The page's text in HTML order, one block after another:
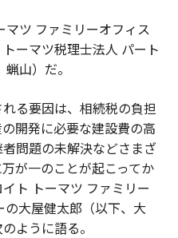
ツ ファミリーオフィス
ーマツ税理士法人 パート
山）だ。
る要因は、相続税の負担
開発に必要な建設費の高
問題の未解決などさまざ
が一のことが起こってか
ト トーマツ ファミリー
大屋健太郎（以下、大
ように語る。